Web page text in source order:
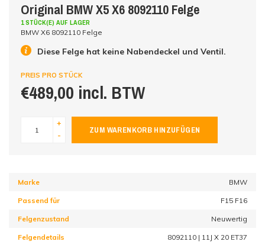
Original BMW X5 X6 8092110 Felge
1 STÜCK(E) AUF LAGER
BMW X6 8092110 Felge
Diese Felge hat keine Nabendeckel und Ventil.
PREIS PRO STÜCK
€489,00 incl. BTW
+
-
ZUM WARENKORB HINZUFÜGEN
Marke BMW
Passend für F15 F16
Felgenzustand Neuwertig
Felgendetails 8092110 | 11J X 20 ET37